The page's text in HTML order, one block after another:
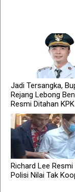
Jadi Tersangka,
Rejang Lebong
Resmi Ditahan KPK
Richard Lee Resmi
Polisi Nilai Tak